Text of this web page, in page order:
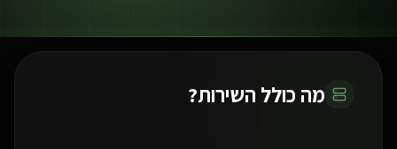
מה כולל השירות?